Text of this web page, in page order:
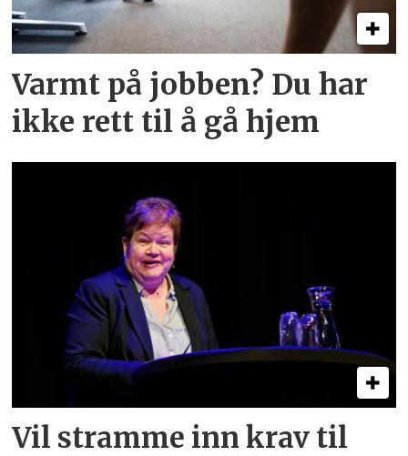
Varmt på jobben? Du har
ikke rett til å gå hjem
Vil stramme inn krav til